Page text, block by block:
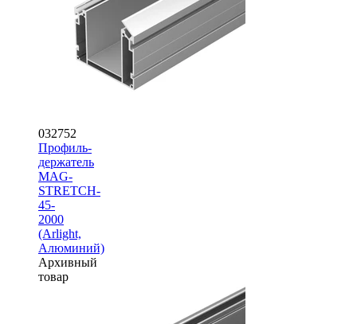
032752
Профиль-
держатель
MAG-
STRETCH-
45-
2000
(Arlight,
Алюминий)
Архивный
товар